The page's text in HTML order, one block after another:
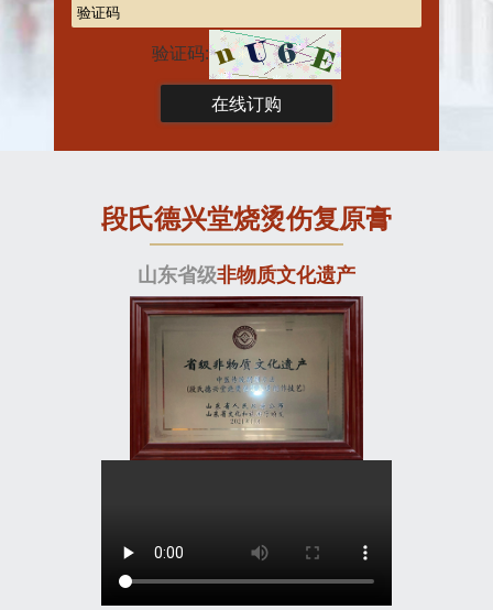
验证码:
段氏德兴堂烧烫伤复原膏
山东省级非物质文化遗产